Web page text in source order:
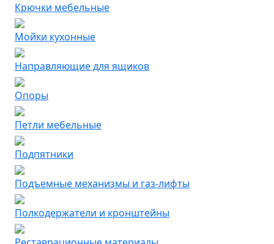
Крючки мебельные
Мойки кухонные
Направляющие для ящиков
Опоры
Петли мебельные
Подпятники
Подъемные механизмы и газ-лифты
Полкодержатели и кронштейны